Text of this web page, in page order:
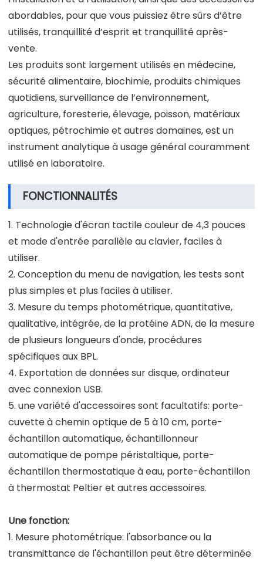
abordables, pour que vous puissiez être sûrs d’être
utilisés, tranquillité d’esprit et tranquillité après-
vente.
Les produits sont largement utilisés en médecine,
sécurité alimentaire, biochimie, produits chimiques
quotidiens, surveillance de l’environnement,
agriculture, foresterie, élevage, poisson, matériaux
optiques, pétrochimie et autres domaines, est un
instrument analytique à usage général couramment
utilisé en laboratoire.
FONCTIONNALITÉS
1. Technologie d'écran tactile couleur de 4,3 pouces
et mode d'entrée parallèle au clavier, faciles à
utiliser.
2. Conception du menu de navigation, les tests sont
plus simples et plus faciles à utiliser.
3. Mesure du temps photométrique, quantitative,
qualitative, intégrée, de la protéine ADN, de la mesure
de plusieurs longueurs d'onde, procédures
spécifiques aux BPL.
4. Exportation de données sur disque, ordinateur
avec connexion USB.
5. une variété d'accessoires sont facultatifs: porte-
cuvette à chemin optique de 5 à 10 cm, porte-
échantillon automatique, échantillonneur
automatique de pompe péristaltique, porte-
échantillon thermostatique à eau, porte-échantillon
à thermostat Peltier et autres accessoires.
Une fonction:
1. Mesure photométrique: l'absorbance ou la
transmittance de l'échantillon peut être déterminée